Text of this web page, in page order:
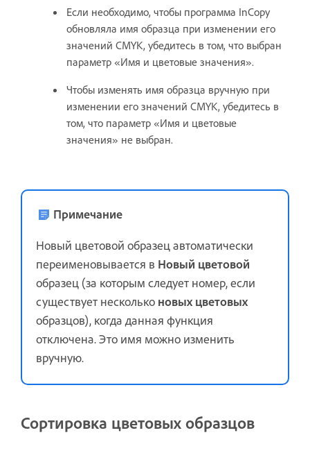
Если необходимо, чтобы программа InCopy
обновляла имя образца при изменении его
значений CMYK, убедитесь в том, что выбран
параметр «Имя и цветовые значения».
Чтобы изменять имя образца вручную при
изменении его значений CMYK, убедитесь в
том, что параметр «Имя и цветовые
значения» не выбран.
Примечание
Новый цветовой образец автоматически
переименовывается в Новый цветовой
образец (за которым следует номер, если
существует несколько новых цветовых
образцов), когда данная функция
отключена. Это имя можно изменить
вручную.
Сортировка цветовых образцов